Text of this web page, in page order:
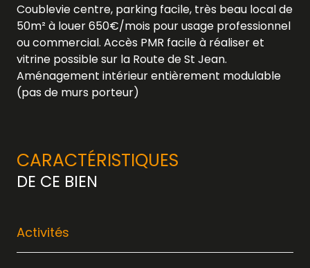
Coublevie centre, parking facile, très beau local de
50m² à louer 650€/mois pour usage professionnel
ou commercial. Accès PMR facile à réaliser et
vitrine possible sur la Route de St Jean.
Aménagement intérieur entièrement modulable
(pas de murs porteur)
CARACTÉRISTIQUES
DE CE BIEN
Activités